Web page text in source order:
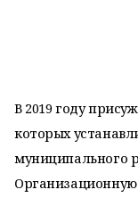
В 2019 году
которых
муниципального
Организационную